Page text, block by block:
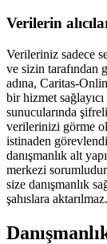
Verilerin
Verileriniz sadece
ve sizin tarafından
adına, Caritas-
bir hizmet
sunucularında
verilerinizi görme
istinaden
danışmanlık alt
merkezi
size danışmanlık
şahıslara aktarılmaz.